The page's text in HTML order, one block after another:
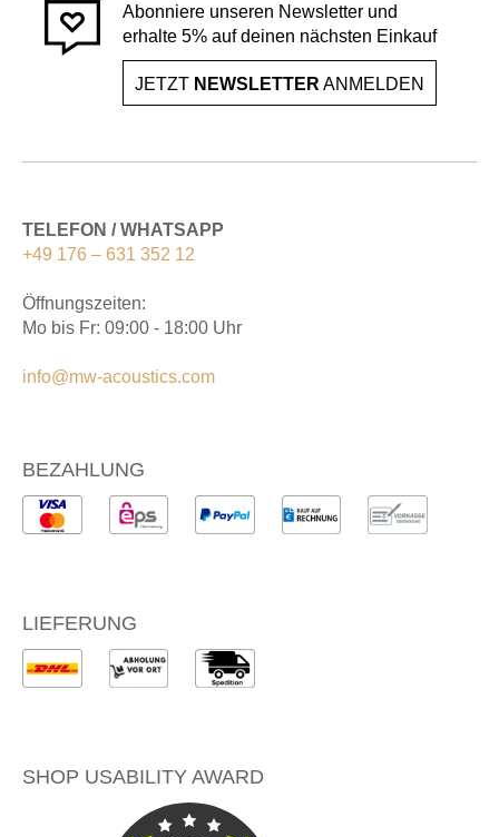
Abonniere unseren Newsletter und
erhalte 5% auf deinen nächsten Einkauf
JETZT NEWSLETTER ANMELDEN
TELEFON / WHATSAPP
+49 176 – 631 352 12
Öffnungszeiten:
Mo bis Fr: 09:00 - 18:00 Uhr
info@mw-acoustics.com
BEZAHLUNG
LIEFERUNG
SHOP USABILITY AWARD